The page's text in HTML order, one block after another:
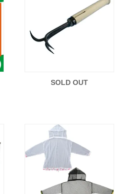
SOLD OUT